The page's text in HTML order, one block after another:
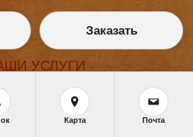
УСЛУГИ
на заказ
готовых икон
иконописи
Реставрация
Заказать
Карта Почта